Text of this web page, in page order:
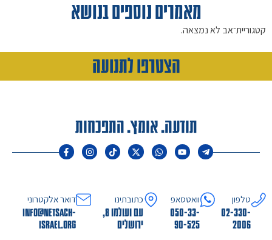
מאמרים נוספים בנושא
קטגוריית־אב לא נמצאה.
הצטרפו לתנועה
תודעה. אומץ. התפכחות
טלפון
02-330-
2006
וואטסאפ
050-33-
90-525
כתובתינו
עם ועולמו 8,
ירושלים
דואר אלקטרוני
info@netsach-
israel.org